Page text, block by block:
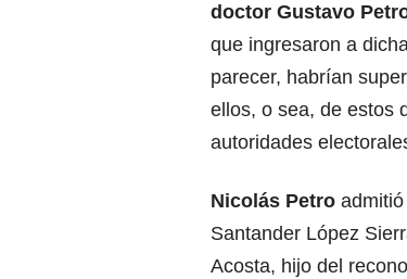
doctor Gustavo
que ingresaron a
parecer, habrían
ellos, o sea, de estos
autoridades
Nicolás Petro
Santander López
Acosta, hijo del